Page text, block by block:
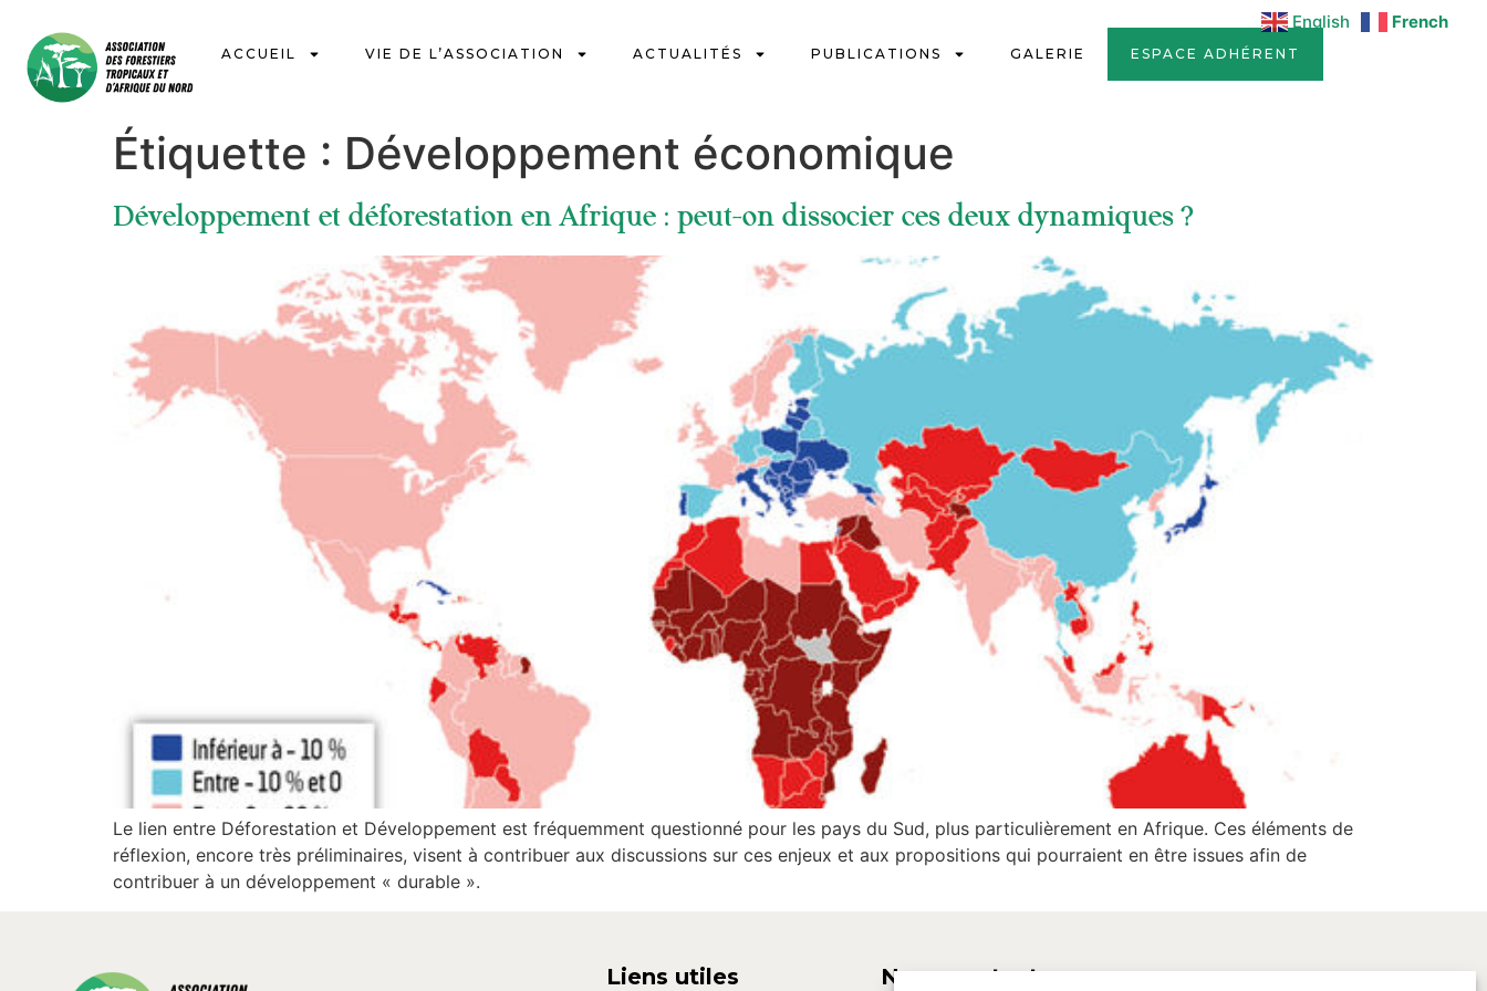
ACCUEIL VIE DE L’ASSOCIATION ACTUALITÉS PUBLICATIONS GALERIE ESPACE ADHÉRENT
Étiquette : Développement économique
Développement et déforestation en Afrique : peut-on dissocier ces deux dynamiques ?
Le lien entre Déforestation et Développement est fréquemment questionné pour les pays du Sud, plus particulièrement en Afrique. Ces éléments de
réflexion, encore très préliminaires, visent à contribuer aux discussions sur ces enjeux et aux propositions qui pourraient en être issues afin de
contribuer à un développement « durable ».
Liens utiles Nous contacter
English French